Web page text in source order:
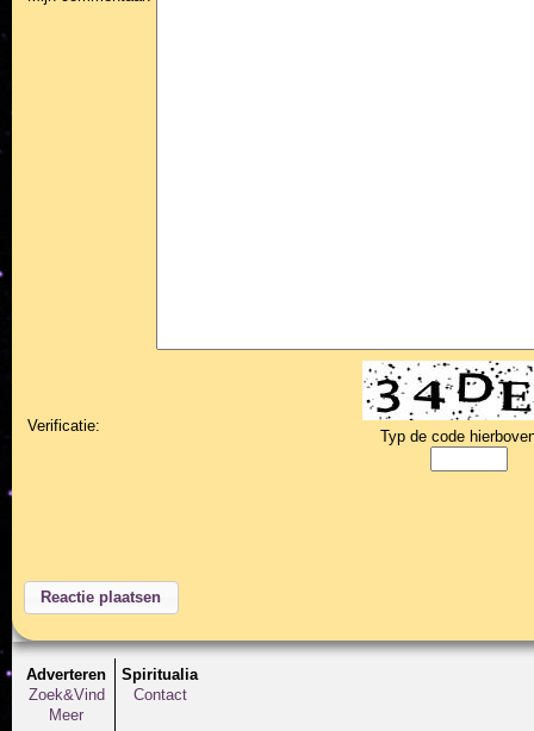
Verificatie:
Typ de code
Adverteren
Zoek&Vind
Meer
Spiritualia
Contact